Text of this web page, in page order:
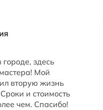
здесь
Мой
вторую жизнь
и стоимость
чем. Спасибо!